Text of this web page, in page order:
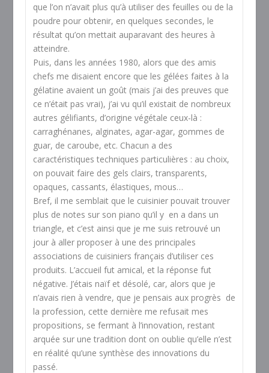
que l’on n’avait plus qu’à utiliser des feuilles ou de la
poudre pour obtenir, en quelques secondes, le
résultat qu’on mettait auparavant des heures à
atteindre.
Puis, dans les années 1980, alors que des amis
chefs me disaient encore que les gélées faites à la
gélatine avaient un goût (mais j’ai des preuves que
ce n’était pas vrai), j’ai vu qu’il existait de nombreux
autres gélifiants, d’origine végétale ceux-là :
carraghénanes, alginates, agar-agar, gommes de
guar, de caroube, etc. Chacun a des
caractéristiques techniques particulières : au choix,
on pouvait faire des gels clairs, transparents,
opaques, cassants, élastiques, mous…
Bref, il me semblait que le cuisinier pouvait trouver
plus de notes sur son piano qu’il y en a dans un
triangle, et c’est ainsi que je me suis retrouvé un
jour à aller proposer à une des principales
associations de cuisiniers français d’utiliser ces
produits. L’accueil fut amical, et la réponse fut
négative. J’étais naïf et désolé, car, alors que je
n’avais rien à vendre, que je pensais aux progrès de
la profession, cette dernière me refusait mes
propositions, se fermant à l’innovation, restant
arquée sur une tradition dont on oublie qu’elle n’est
en réalité qu’une synthèse des innovations du
passé.